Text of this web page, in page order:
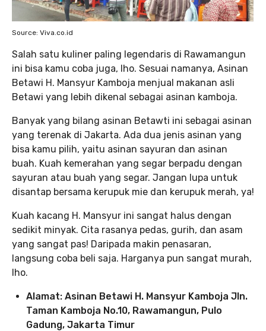
Source: Viva.co.id
Salah satu kuliner paling legendaris di Rawamangun
ini bisa kamu coba juga, lho. Sesuai namanya, Asinan
Betawi H. Mansyur Kamboja menjual makanan asli
Betawi yang lebih dikenal sebagai asinan kamboja.
Banyak yang bilang asinan Betawti ini sebagai asinan
yang terenak di Jakarta. Ada dua jenis asinan yang
bisa kamu pilih, yaitu asinan sayuran dan asinan
buah. Kuah kemerahan yang segar berpadu dengan
sayuran atau buah yang segar. Jangan lupa untuk
disantap bersama kerupuk mie dan kerupuk merah, ya!
Kuah kacang H. Mansyur ini sangat halus dengan
sedikit minyak. Cita rasanya pedas, gurih, dan asam
yang sangat pas! Daripada makin penasaran,
langsung coba beli saja. Harganya pun sangat murah,
lho.
Alamat: Asinan Betawi H. Mansyur Kamboja Jln.
Taman Kamboja No.10, Rawamangun, Pulo
Gadung, Jakarta Timur